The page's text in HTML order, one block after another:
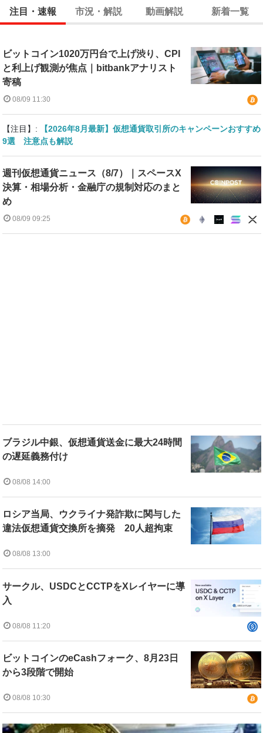
注目・速報 市況・解説 動画解説 新着一覧
ビットコイン1020万円台で上げ渋り、CPI
と利上げ観測が焦点｜bitbankアナリスト
寄稿
08/09 11:30
【注目】:
【2026年8月最新】仮想通貨取引所のキャンペーンおすすめ
9選 注意点も解説
週刊仮想通貨ニュース（8/7）｜スペースX
決算・相場分析・金融庁の規制対応のまと
め
08/09 09:25
ブラジル中銀、仮想通貨送金に最大24時間
の遅延義務付け
08/08 14:00
ロシア当局、ウクライナ発詐欺に関与した
違法仮想通貨交換所を摘発 20人超拘束
08/08 13:00
サークル、USDCとCCTPをXレイヤーに導
入
08/08 11:20
ビットコインのeCashフォーク、8月23日
から3段階で開始
08/08 10:30